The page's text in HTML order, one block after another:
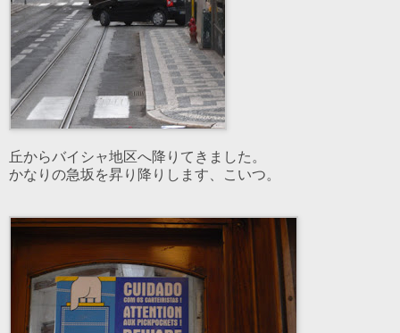
丘からバイシャ地区へ降りてきました。
かなりの急坂を昇り降りします、こいつ。